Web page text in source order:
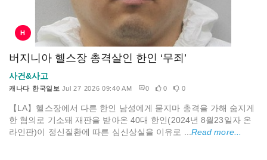
H
버지니아 헬스장 총격살인 한인 ‘무죄’
사건&사고
캐나다 한국일보 Jul 27 2026 09:40 AM 0 0 0
【LA】헬스장에서 다른 한인 남성에게 묻지마 총격을 가해 숨지게
한 혐의로 기소돼 재판을 받아온 40대 한인(2024년 8월23일자 온
라인판)이 정신질환에 따른 심신상실을 이유로 ...Read more...